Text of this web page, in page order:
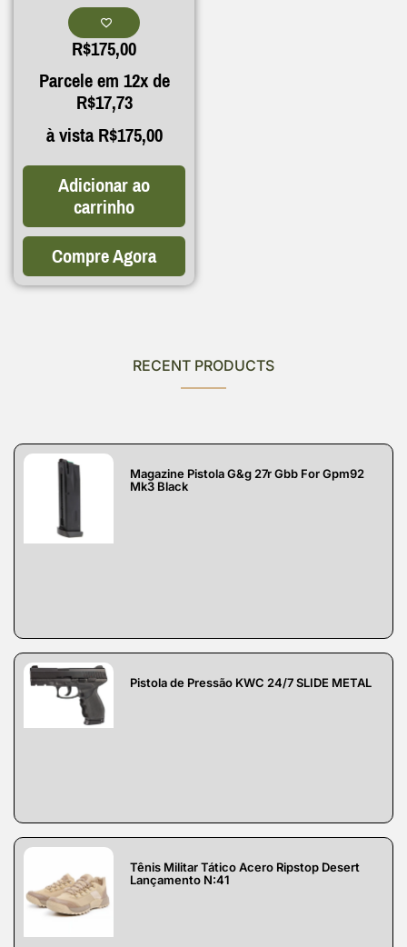
R$175,00
Parcele em 12x de
R$17,73
à vistaR$175,00
Adicionar ao
carrinho
Compre Agora
RECENT PRODUCTS
Magazine Pistola G&g 27r Gbb For Gpm92
Mk3 Black
Pistola de Pressão KWC 24/7 SLIDE METAL
Tênis Militar Tático Acero Ripstop Desert
Lançamento N:41